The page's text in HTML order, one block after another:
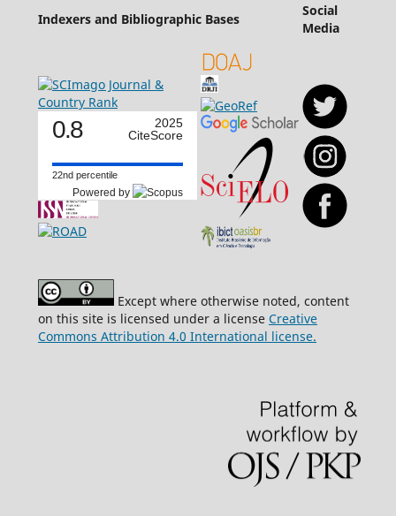
Indexers and Bibliographic Bases
Social
Media
0.8
2025
CiteScore
22nd percentile
Powered by
Except where otherwise noted, content
on this site is licensed under a license Creative
Commons Attribution 4.0 International license.